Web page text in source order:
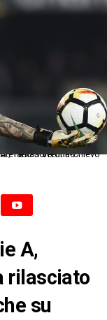
Sport nella foto: Stefano Sorrentino
A,
rilasciato
su